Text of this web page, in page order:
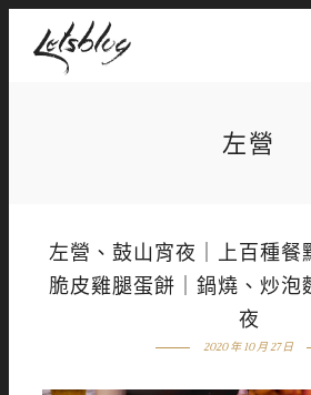
左營
左營、鼓山宵夜｜上百種餐
脆皮雞腿蛋餅｜鍋燒、炒泡
夜
2020 年 10 月 27 日